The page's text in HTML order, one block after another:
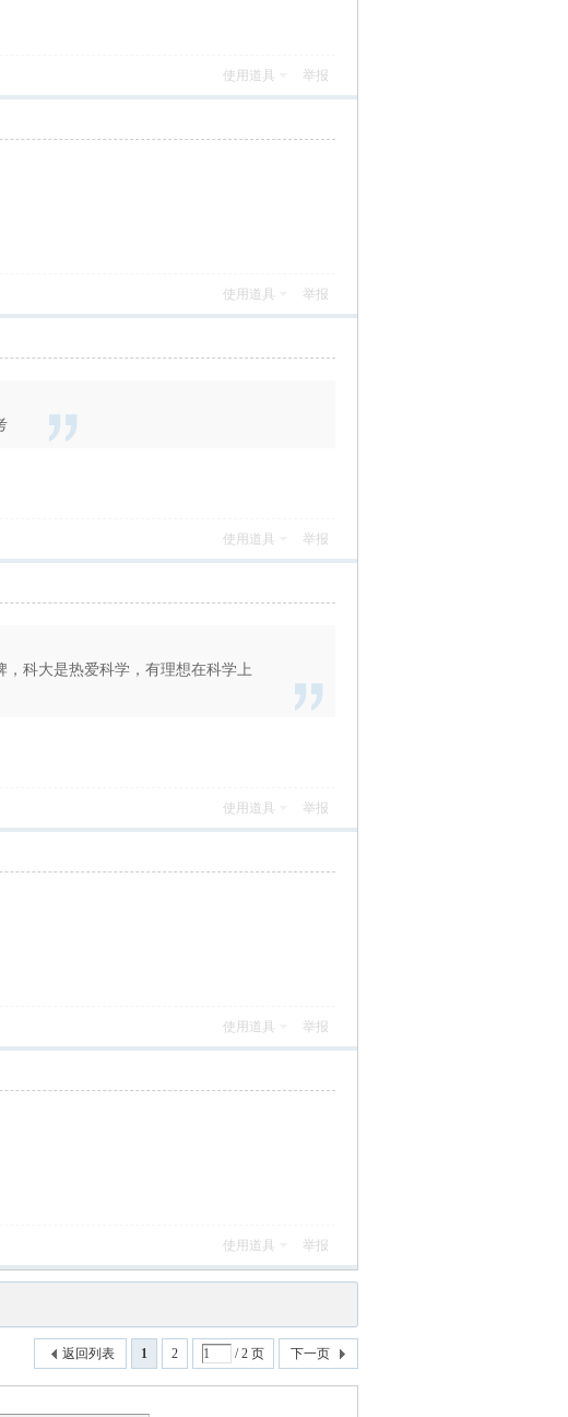
使用道具 举报
使用道具 举报
使用道具 举报
科大是热爱科学，有理想在科学上
使用道具 举报
使用道具 举报
使用道具 举报
1 2 / 2 页 下一页
返回列表